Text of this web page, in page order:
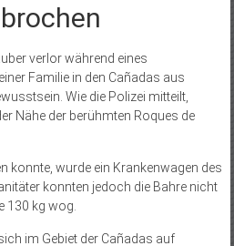
verlor während eines
Familie in den Cañadas aus
Wie die Polizei mitteilt,
Nähe der berühmten Roques de
konnte, wurde ein Krankenwagen des
konnten jedoch die Bahre nicht
130 kg wog.
im Gebiet der Cañadas auf